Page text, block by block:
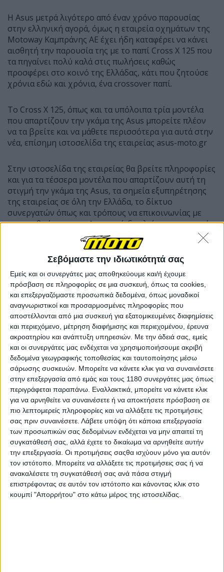
Σεβόμαστε την ιδιωτικότητά σας
Εμείς και οι συνεργάτες μας αποθηκεύουμε και/ή έχουμε
πρόσβαση σε πληροφορίες σε μια συσκευή, όπως τα cookies,
και επεξεργαζόμαστε προσωπικά δεδομένα, όπως μοναδικοί
αναγνωριστικοί και προσαρμοσμένες πληροφορίες που
αποστέλλονται από μια συσκευή για εξατομικευμένες διαφημίσεις
και περιεχόμενο, μέτρηση διαφήμισης και περιεχομένου, έρευνα
ακροατηρίου και ανάπτυξη υπηρεσιών. Με την άδειά σας, εμείς
και οι συνεργάτες μας ενδέχεται να χρησιμοποιήσουμε ακριβή
δεδομένα γεωγραφικής τοποθεσίας και ταυτοποίησης μέσω
σάρωσης συσκευών. Μπορείτε να κάνετε κλικ για να συναινέσετε
στην επεξεργασία από εμάς και τους 1180 συνεργάτες μας όπως
περιγράφεται παραπάνω. Εναλλακτικά, μπορείτε να κάνετε κλικ
για να αρνηθείτε να συναινέσετε ή να αποκτήσετε πρόσβαση σε
πιο λεπτομερείς πληροφορίες και να αλλάξετε τις προτιμήσεις
σας πριν συναινέσετε. Λάβετε υπόψη ότι κάποια επεξεργασία
των προσωπικών σας δεδομένων ενδέχεται να μην απαιτεί τη
συγκατάθεσή σας, αλλά έχετε το δικαίωμα να αρνηθείτε αυτήν
την επεξεργασία. Οι προτιμήσεις σαςθα ισχύουν μόνο για αυτόν
τον ιστότοπο. Μπορείτε να αλλάξετε τις προτιμήσεις σας ή να
ανακαλέσετε τη συγκατάθεσή σας ανά πάσα στιγμή
επιστρέφοντας σε αυτόν τον ιστότοπο και κάνοντας κλικ στο
κουμπί "Απορρήτου" στο κάτω μέρος της ιστοσελίδας.
Η Asus μετρά λιγότερο από έναν χρόνο παρουσίας
στην ελληνική αγορά, όμως η εταιρεία οχημάτων της
Motoway Καμπράνης ΑΕ έχει ήδη καταφέρει να κάνει
αισθητή την παρουσία της με το παπί Cross X 125 που
τα πηγαίνει πολύ καλά στις πωλήσεις καθώς
προσφέρει στο κοινό της Ελλάδας, κάτι που ζητούσε
χρόνια εδώ και χρόνια, ένα crossover παπί.
Το Cross X 125, όπως και τα υπόλοιπα τρία μοντέλα
που απαρτίζουν την γκάμα της Asus μπορείτε πλέον
να τα βρείτε και να μάθετε περισσότερα για αυτά στην
νέα, επίσημη ιστοσελίδα της εταιρείας asus-moto.gr
Στην ιστοσελίδα της εταιρείας θα βρείτε πληροφορίες
και για τα τέσσερα μοντέλα που απαρτίζουν αυτή τη
στιγμή την γκάμα της Asus, τα σημεία εξυπηρέτησης
της εταιρείας σε όλη την Ελλάδα, το δίκτυο
συνεργατών όπως και τρόπους να επικοινωνίας με
τους ανθρώπους της Asus, ενώ δεν λείπουν και τα νέα
και η εκδηλώσεις που την αφορούν.